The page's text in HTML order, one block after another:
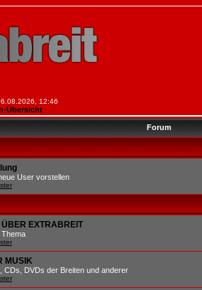
12:46
Übersicht
Forum
User vorstellen
ÜBER EXTRABREIT
Thema
MUSIK
CDs, DVDs der Breiten und anderer